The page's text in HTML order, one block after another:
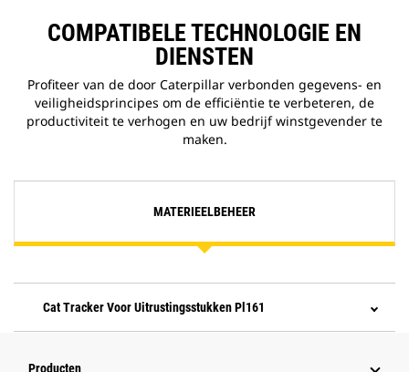
COMPATIBELE TECHNOLOGIE EN
DIENSTEN
Profiteer van de door Caterpillar verbonden gegevens- en
veiligheidsprincipes om de efficiëntie te verbeteren, de
productiviteit te verhogen en uw bedrijf winstgevender te
maken.
MATERIEELBEHEER
Cat Tracker Voor Uitrustingsstukken Pl161
Producten